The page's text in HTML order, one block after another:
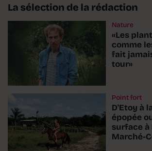
La sélection de la rédaction
Nature
«Les
comme
fait
tour»
Point fort
D'Etoy à
épopée
surface à
Marché-